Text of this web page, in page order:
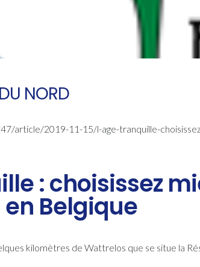
NORD
article/2019-11-15/l-age-tranquille-
: choisissez
en Belgique
kilomètres de Wattrelos que se situe la